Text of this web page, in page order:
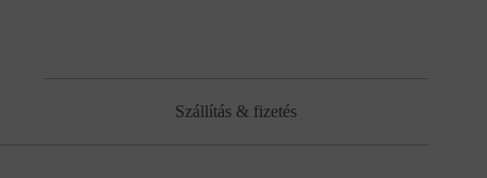
Szállítás & fizetés